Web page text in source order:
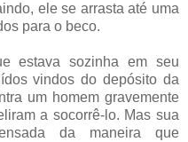
ele se arrasta até uma
para o beco.
estava sozinha em seu
vindos do depósito da
um homem gravemente
a socorrê-lo. Mas sua
da maneira que